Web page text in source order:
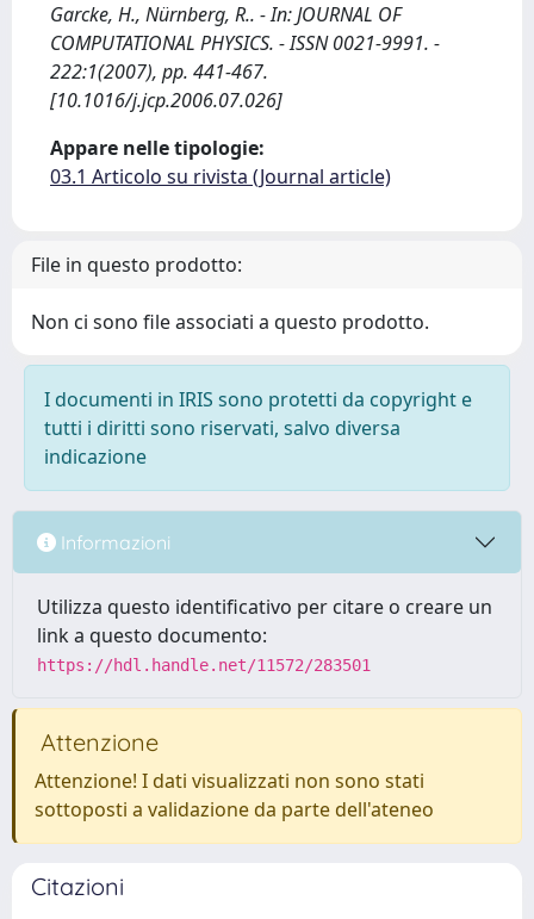
Garcke, H., Nürnberg, R.. - In: JOURNAL OF
COMPUTATIONAL PHYSICS. - ISSN 0021-9991. -
222:1(2007), pp. 441-467.
[10.1016/j.jcp.2006.07.026]
Appare nelle tipologie:
03.1 Articolo su rivista (Journal article)
File in questo prodotto:
Non ci sono file associati a questo prodotto.
I documenti in IRIS sono protetti da copyright e
tutti i diritti sono riservati, salvo diversa
indicazione
Informazioni
Utilizza questo identificativo per citare o creare un
link a questo documento:
https://hdl.handle.net/11572/283501
Attenzione
Attenzione! I dati visualizzati non sono stati
sottoposti a validazione da parte dell'ateneo
Citazioni